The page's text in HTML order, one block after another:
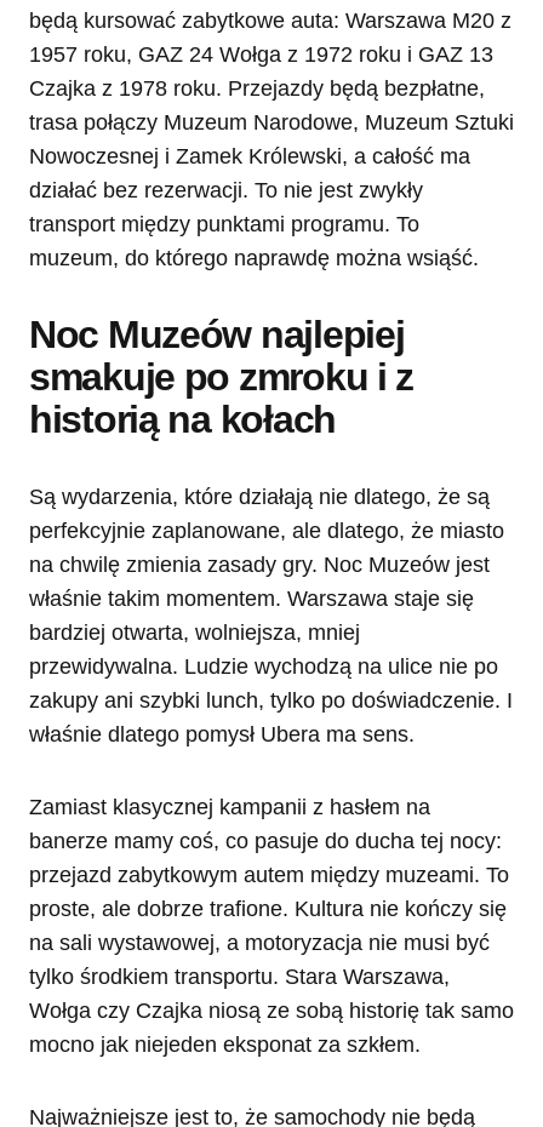
będą kursować zabytkowe auta: Warszawa M20 z
1957 roku, GAZ 24 Wołga z 1972 roku i GAZ 13
Czajka z 1978 roku. Przejazdy będą bezpłatne,
trasa połączy Muzeum Narodowe, Muzeum Sztuki
Nowoczesnej i Zamek Królewski, a całość ma
działać bez rezerwacji. To nie jest zwykły
transport między punktami programu. To
muzeum, do którego naprawdę można wsiąść.
Noc Muzeów najlepiej
smakuje po zmroku i z
historią na kołach
Są wydarzenia, które działają nie dlatego, że są
perfekcyjnie zaplanowane, ale dlatego, że miasto
na chwilę zmienia zasady gry. Noc Muzeów jest
właśnie takim momentem. Warszawa staje się
bardziej otwarta, wolniejsza, mniej
przewidywalna. Ludzie wychodzą na ulice nie po
zakupy ani szybki lunch, tylko po doświadczenie. I
właśnie dlatego pomysł Ubera ma sens.
Zamiast klasycznej kampanii z hasłem na
banerze mamy coś, co pasuje do ducha tej nocy:
przejazd zabytkowym autem między muzeami. To
proste, ale dobrze trafione. Kultura nie kończy się
na sali wystawowej, a motoryzacja nie musi być
tylko środkiem transportu. Stara Warszawa,
Wołga czy Czajka niosą ze sobą historię tak samo
mocno jak niejeden eksponat za szkłem.
Najważniejsze jest to, że samochody nie będą